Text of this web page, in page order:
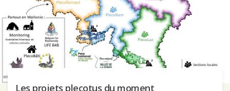
Les projets plecotus du moment